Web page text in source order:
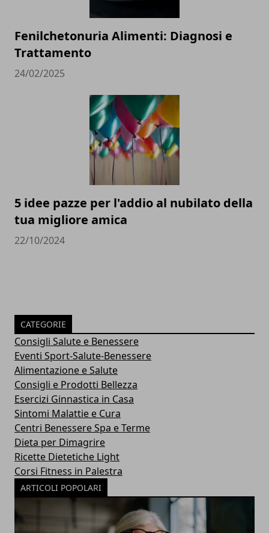
Fenilchetonuria Alimenti: Diagnosi e
Trattamento
24/02/2025
5 idee pazze per l'addio al nubilato della
tua migliore amica
22/10/2024
CATEGORIE
Consigli Salute e Benessere
Eventi Sport-Salute-Benessere
Alimentazione e Salute
Consigli e Prodotti Bellezza
Esercizi Ginnastica in Casa
Sintomi Malattie e Cura
Centri Benessere Spa e Terme
Dieta per Dimagrire
Ricette Dietetiche Light
Corsi Fitness in Palestra
ARTICOLI POPOLARI